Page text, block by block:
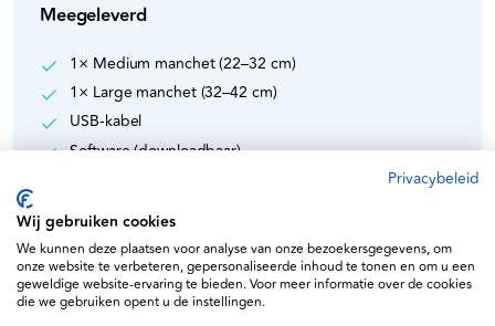
Meegeleverd
1× Medium manchet (22–32 cm)
1× Large manchet (32–42 cm)
USB-kabel
Software (downloadbaar)
Specificaties
Type:Ambulante bloeddrukmeter (ABPM)
Meetduur:24 uur + thuismeting
Privacybeleid
Wij gebruiken cookies
We kunnen deze plaatsen voor analyse van onze bezoekersgegevens, om
onze website te verbeteren, gepersonaliseerde inhoud te tonen en om u een
geweldige website-ervaring te bieden. Voor meer informatie over de cookies
die we gebruiken opent u de instellingen.